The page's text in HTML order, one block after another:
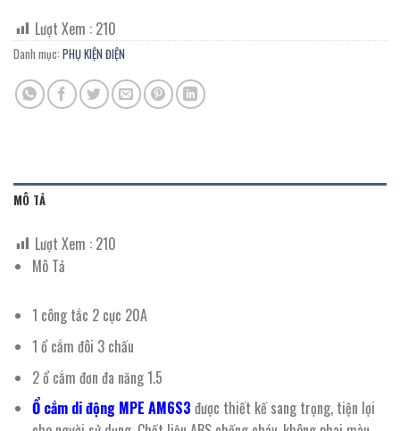
Lượt Xem : 210
Danh mục: PHỤ KIỆN ĐIỆN
MÔ TẢ
Lượt Xem : 210
Mô Tả
1 công tắc 2 cực 20A
1 ổ cắm đôi 3 chấu
2 ổ cắm đơn đa năng 1.5
Ổ cắm di động MPE AM6S3 được thiết kế sang trọng, tiện lợi